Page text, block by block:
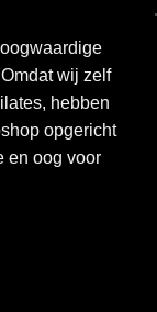
wij zelf
hebben
opgericht
en oog voor